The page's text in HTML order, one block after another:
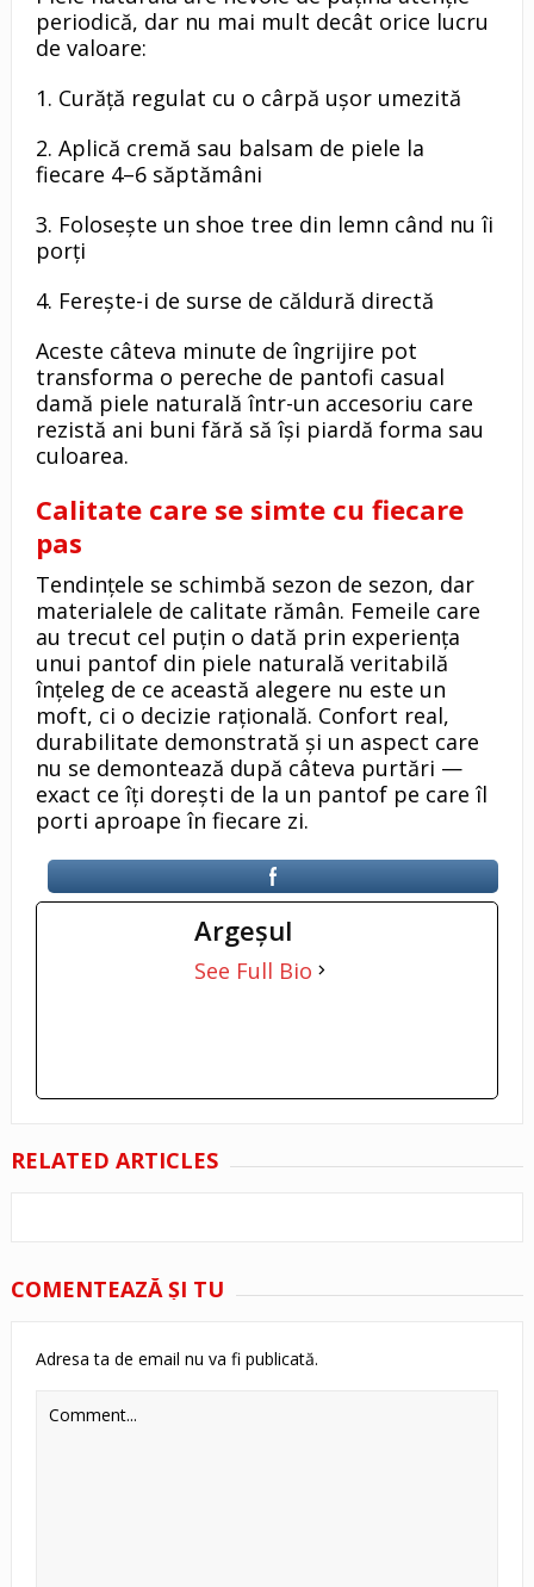
periodică, dar nu mai mult decât orice lucru
de valoare:
1. Curăță regulat cu o cârpă ușor umezită
2. Aplică cremă sau balsam de piele la
fiecare 4–6 săptămâni
3. Folosește un shoe tree din lemn când nu îi
porți
4. Ferește-i de surse de căldură directă
Aceste câteva minute de îngrijire pot
transforma o pereche de pantofi casual
damă piele naturală într-un accesoriu care
rezistă ani buni fără să își piardă forma sau
culoarea.
Calitate care se simte cu fiecare
pas
Tendințele se schimbă sezon de sezon, dar
materialele de calitate rămân. Femeile care
au trecut cel puțin o dată prin experiența
unui pantof din piele naturală veritabilă
înțeleg de ce această alegere nu este un
moft, ci o decizie rațională. Confort real,
durabilitate demonstrată și un aspect care
nu se demontează după câteva purtări —
exact ce îți dorești de la un pantof pe care îl
porti aproape în fiecare zi.
Argeşul
See Full Bio
RELATED ARTICLES
COMENTEAZĂ ŞI TU
Adresa ta de email nu va fi publicată.